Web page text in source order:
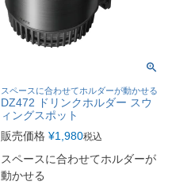
スペースに合わせてホルダーが動かせる
DZ472 ドリンクホルダー スウ
ィングスポット
販売価格 ¥1,980税込
スペースに合わせてホルダーが
動かせる